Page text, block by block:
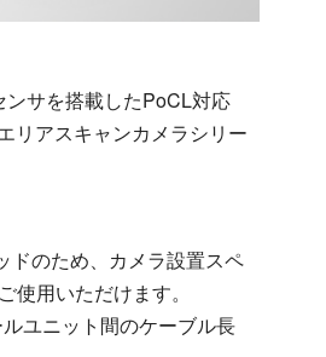
サを搭載したPoCL対応
リアスキャンカメラシリー
ドのため、カメラ設置スペ
使用いただけます。
ユニット間のケーブル長